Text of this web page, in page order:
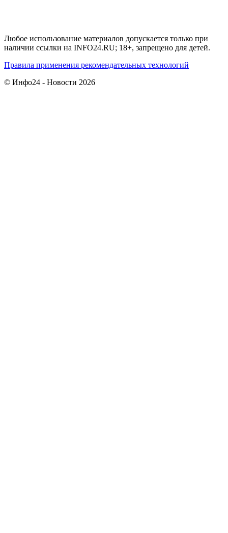
Любое использование материалов допускается только при
наличии ссылки на INFO24.RU; 18+, запрещено для детей.
Правила применения рекомендательных технологий
© Инфо24 - Новости 2026